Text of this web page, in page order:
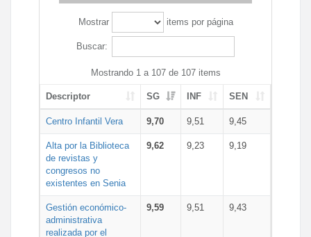
Mostrar items por página
Buscar:
Mostrando 1 a 107 de 107 items
Descriptor SG INF SEN
Centro Infantil Vera 9,70 9,51 9,45
Alta por la Biblioteca
de revistas y
congresos no
existentes en Senia
9,62 9,23 9,19
Gestión económico-
administrativa
realizada por el
9,59 9,51 9,43